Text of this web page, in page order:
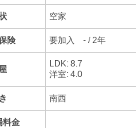
空家
険 要加入 - / 2年
LDK: 8.7
洋室: 4.0
南西
料金